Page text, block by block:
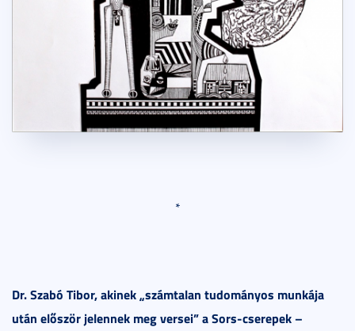
*
Dr. Szabó Tibor, akinek „számtalan tudományos munkája
után először jelennek meg versei” a Sors-cserepek –